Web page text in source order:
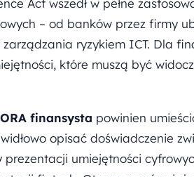
Act wszedł w pełne
– od banków przez firmy
ryzykiem ICT. Dla
które muszą być
finansysta powinien
opisać doświadczenie
umiejętności